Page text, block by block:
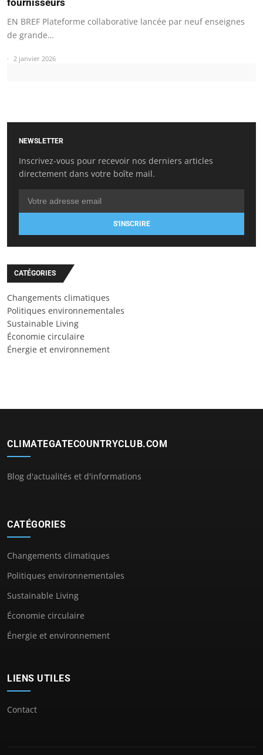
fournisseurs
EN BREF Plateforme collaborative lancée par neuf enseignes
de grande…
2 janvier 2026
NEWSLETTER
Inscrivez-vous pour recevoir nos derniers articles
directement dans votre boîte mail.
S'INSCRIRE
CATÉGORIES
Changements climatiques
Politiques environnementales
Sustainable Living
Économie circulaire
Énergie et environnement
CLIMATEGATECOUNTRYCLUB.COM
Blog d'actualités et d'informations
CATÉGORIES
Changements climatiques
Politiques environnementales
Sustainable Living
Économie circulaire
Énergie et environnement
LIENS UTILES
Contact